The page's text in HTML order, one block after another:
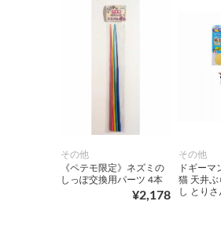
その他
《ペテモ限定》ネズミの
しっぽ交換用パーツ 4本
¥2,178
その他
ドギーマ
猫 天井ぶ
し とりさ